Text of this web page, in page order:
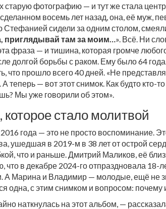
старую фотографию — и тут же стала
восемь лет назад, она, её муж,
Стефанией сидели за одним столом,
приглядывай там за моим…». Всё. Ни
фраза — и тишина, которая громче
долгой борьбы с раком. Ему было 64
что прошло всего 40 дней. «Не
теперь — вот этот снимок. Как будто кто-
Мы уже говорили об этом».
которое стало молитвой
года — это не просто воспоминание.
ушедшая в 2019-м в 38 лет от острой
что и раньше. Дмитрий Маликов, её
что в декабре 2024-го отпраздновала 18-
А Марина и Владимир — молодые, ещё не
одна, с этим снимком и вопросом: почему
наткнулась на этот альбом, —